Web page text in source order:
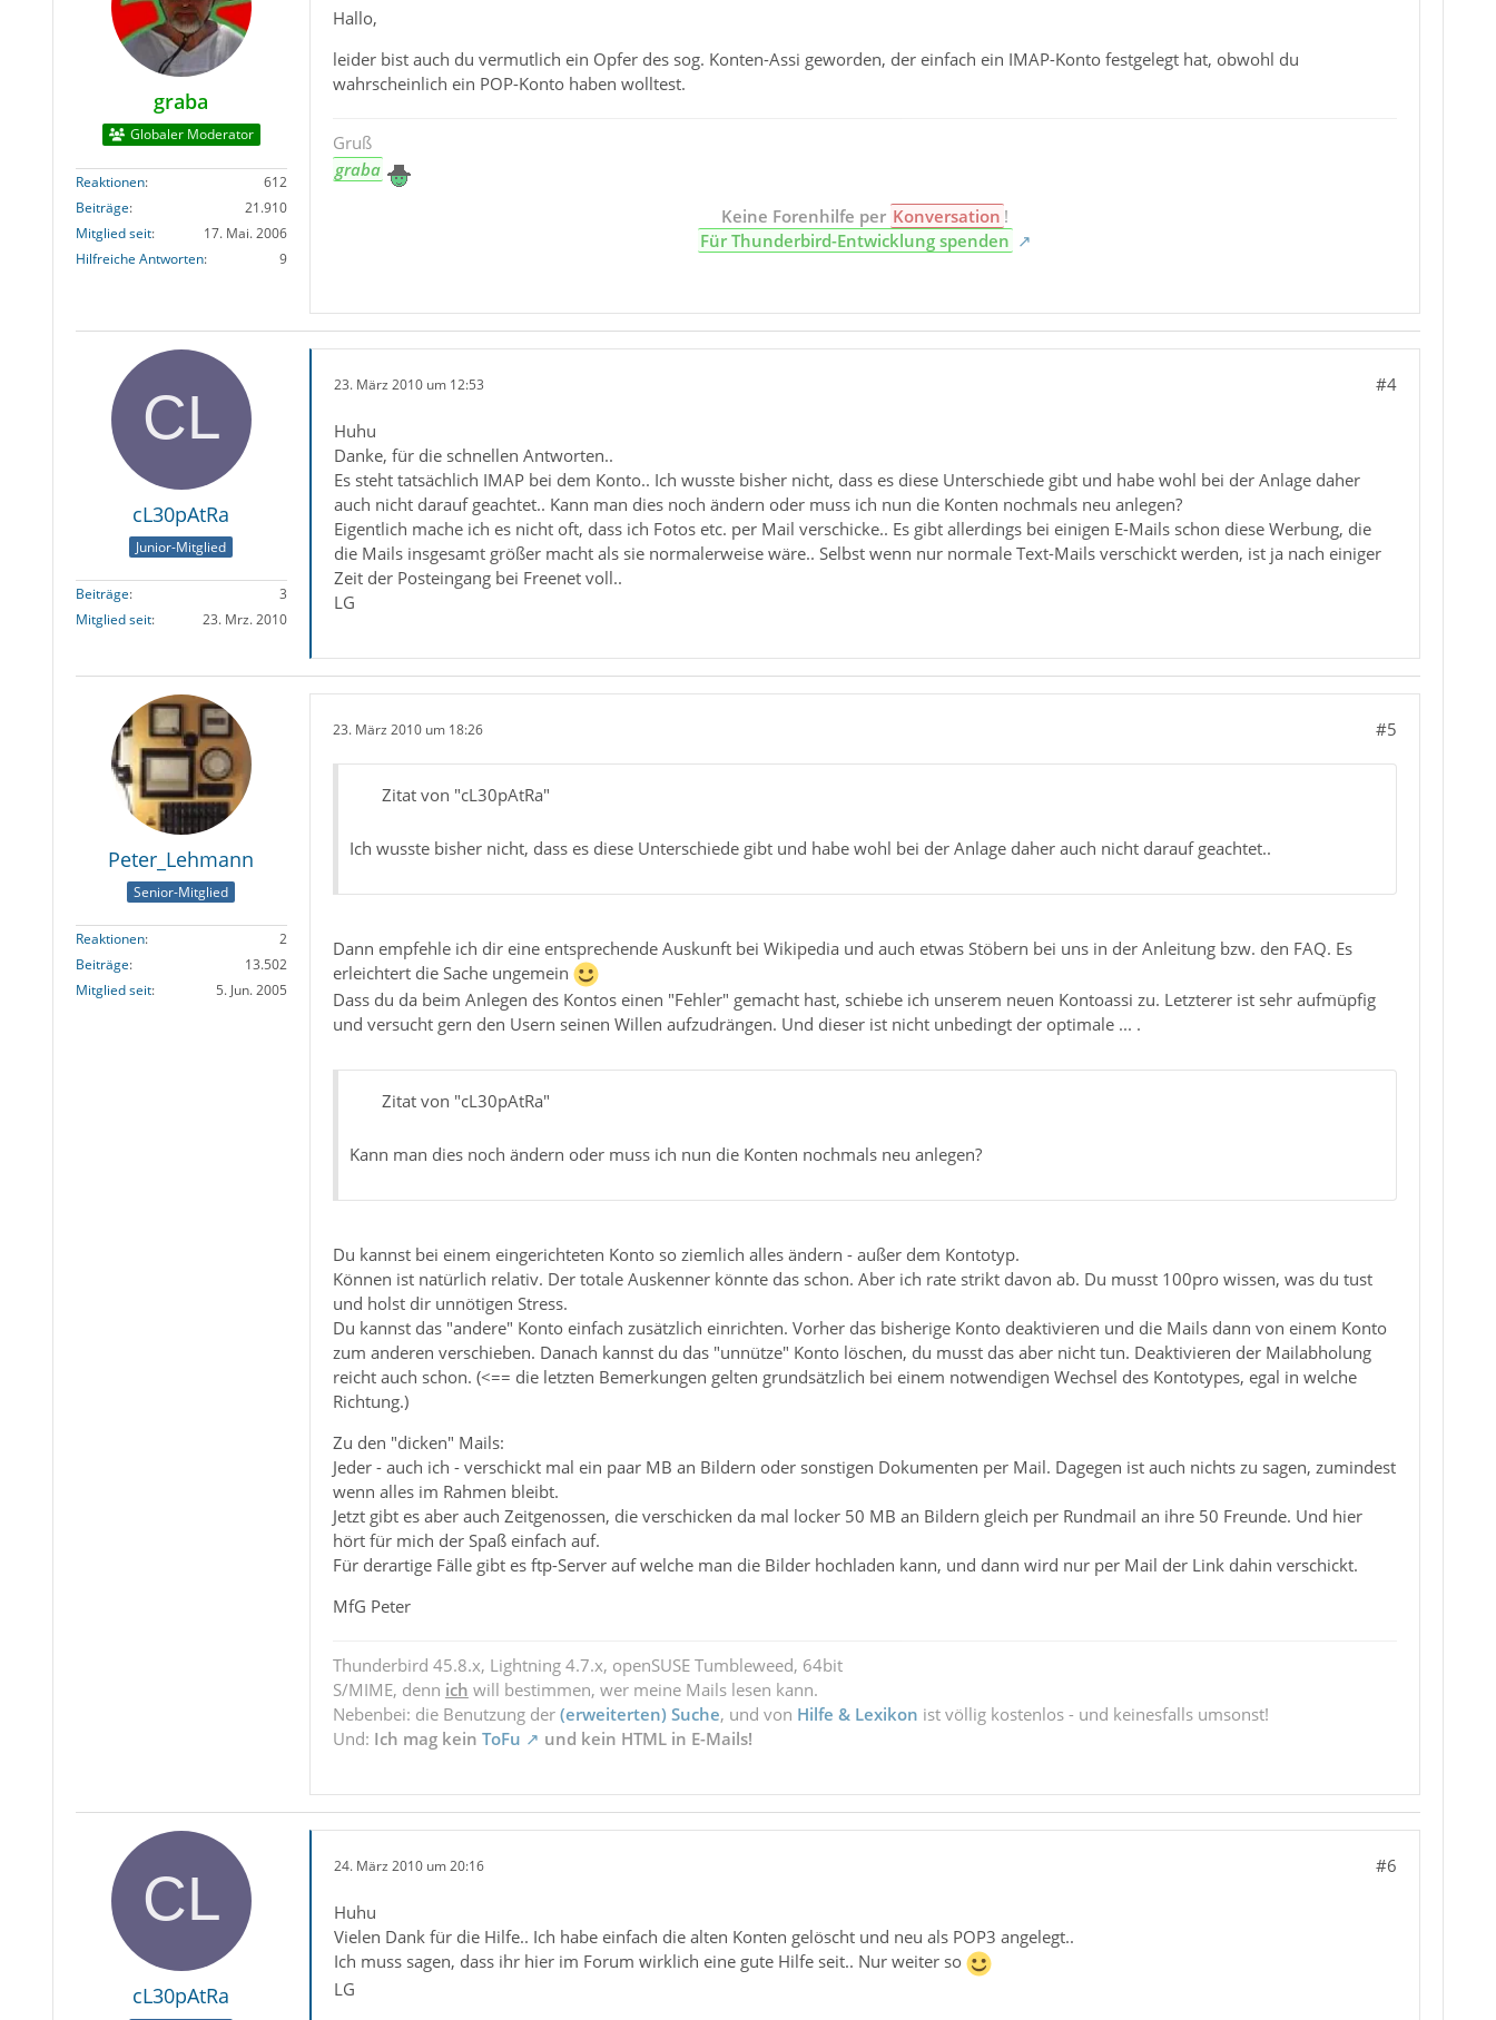
graba
Globaler Moderator
Reaktionen
612
Beiträge
21.910
Mitglied seit
17. Mai. 2006
Hilfreiche Antworten
9
Hallo,
leider bist auch du vermutlich ein Opfer des sog. Konten-Assi geworden, der einfach ein IMAP-Konto festgelegt hat, obwohl du
wahrscheinlich ein POP-Konto haben wolltest.
Gruß
graba
Keine Forenhilfe per Konversation !
Für Thunderbird-Entwicklung spenden
cL30pAtRa
Junior-Mitglied
Beiträge
3
Mitglied seit
23. Mrz. 2010
23. März 2010 um 12:53 #4
Huhu
Danke, für die schnellen Antworten..
Es steht tatsächlich IMAP bei dem Konto.. Ich wusste bisher nicht, dass es diese Unterschiede gibt und habe wohl bei der Anlage daher
auch nicht darauf geachtet.. Kann man dies noch ändern oder muss ich nun die Konten nochmals neu anlegen?
Eigentlich mache ich es nicht oft, dass ich Fotos etc. per Mail verschicke.. Es gibt allerdings bei einigen E-Mails schon diese Werbung, die
die Mails insgesamt größer macht als sie normalerweise wäre.. Selbst wenn nur normale Text-Mails verschickt werden, ist ja nach einiger
Zeit der Posteingang bei Freenet voll..
LG
Peter_Lehmann
Senior-Mitglied
Reaktionen
2
Beiträge
13.502
Mitglied seit
5. Jun. 2005
23. März 2010 um 18:26 #5
Zitat von "cL30pAtRa"
Ich wusste bisher nicht, dass es diese Unterschiede gibt und habe wohl bei der Anlage daher auch nicht darauf geachtet..
Dann empfehle ich dir eine entsprechende Auskunft bei Wikipedia und auch etwas Stöbern bei uns in der Anleitung bzw. den FAQ. Es
erleichtert die Sache ungemein
Dass du da beim Anlegen des Kontos einen "Fehler" gemacht hast, schiebe ich unserem neuen Kontoassi zu. Letzterer ist sehr aufmüpfig
und versucht gern den Usern seinen Willen aufzudrängen. Und dieser ist nicht unbedingt der optimale ... .
Zitat von "cL30pAtRa"
Kann man dies noch ändern oder muss ich nun die Konten nochmals neu anlegen?
Du kannst bei einem eingerichteten Konto so ziemlich alles ändern - außer dem Kontotyp.
Können ist natürlich relativ. Der totale Auskenner könnte das schon. Aber ich rate strikt davon ab. Du musst 100pro wissen, was du tust
und holst dir unnötigen Stress.
Du kannst das "andere" Konto einfach zusätzlich einrichten. Vorher das bisherige Konto deaktivieren und die Mails dann von einem Konto
zum anderen verschieben. Danach kannst du das "unnütze" Konto löschen, du musst das aber nicht tun. Deaktivieren der Mailabholung
reicht auch schon. (<== die letzten Bemerkungen gelten grundsätzlich bei einem notwendigen Wechsel des Kontotypes, egal in welche
Richtung.)
Zu den "dicken" Mails:
Jeder - auch ich - verschickt mal ein paar MB an Bildern oder sonstigen Dokumenten per Mail. Dagegen ist auch nichts zu sagen, zumindest
wenn alles im Rahmen bleibt.
Jetzt gibt es aber auch Zeitgenossen, die verschicken da mal locker 50 MB an Bildern gleich per Rundmail an ihre 50 Freunde. Und hier
hört für mich der Spaß einfach auf.
Für derartige Fälle gibt es ftp-Server auf welche man die Bilder hochladen kann, und dann wird nur per Mail der Link dahin verschickt.
MfG Peter
Thunderbird 45.8.x, Lightning 4.7.x, openSUSE Tumbleweed, 64bit
S/MIME, denn ich will bestimmen, wer meine Mails lesen kann.
Nebenbei: die Benutzung der (erweiterten) Suche, und von Hilfe & Lexikon ist völlig kostenlos - und keinesfalls umsonst!
Und: Ich mag kein ToFu und kein HTML in E-Mails!
cL30pAtRa
24. März 2010 um 20:16 #6
Huhu
Vielen Dank für die Hilfe.. Ich habe einfach die alten Konten gelöscht und neu als POP3 angelegt..
Ich muss sagen, dass ihr hier im Forum wirklich eine gute Hilfe seit.. Nur weiter so
LG